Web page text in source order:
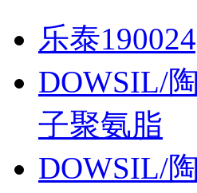
乐泰
DOWSIL/
子聚氨脂
DOWSIL/